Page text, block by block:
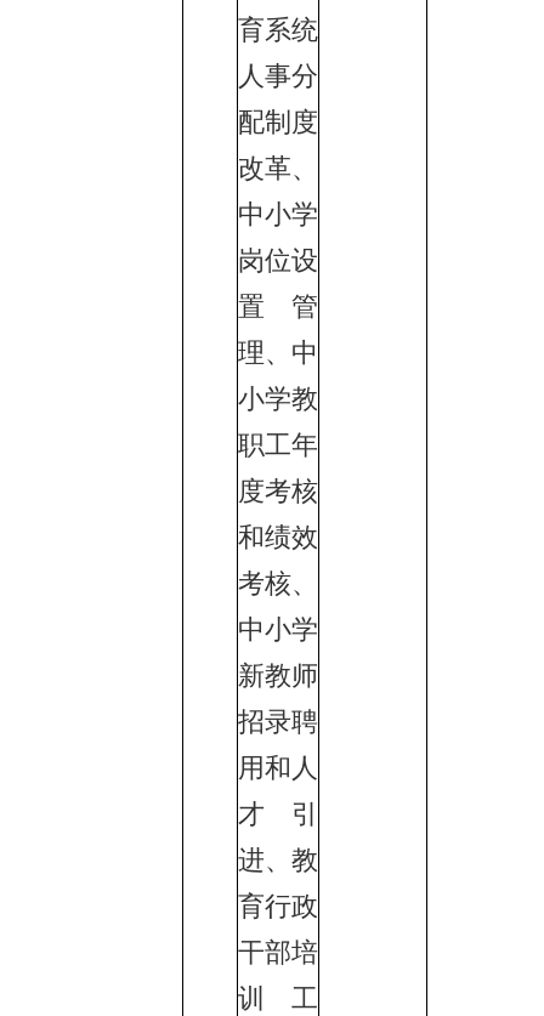
育系统
人事分
配制度
改革、
中小学
岗位设
置管
理、中
小学教
职工年
度考核
和绩效
考核、
中小学
新教师
招录聘
用和人
才引
进、教
育行政
干部培
训工